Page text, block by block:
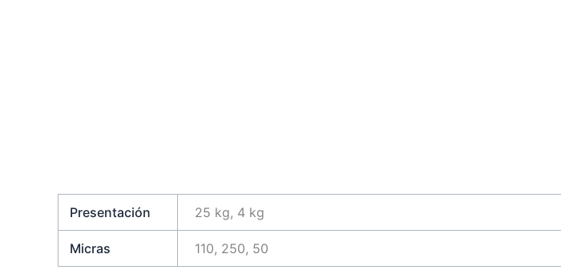
Presentación 25 kg, 4 kg
Micras 110, 250, 50